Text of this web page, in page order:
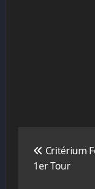
l’article
Critérium
1er Tour